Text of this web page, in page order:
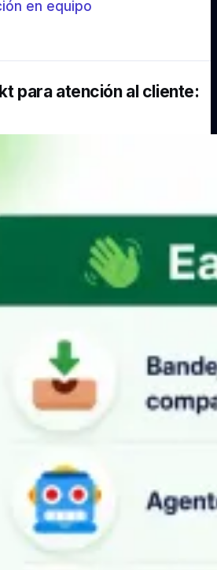
en equipo
para atención al cliente: